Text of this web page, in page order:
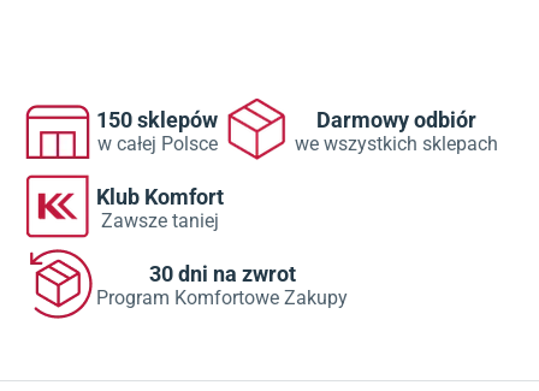
150 sklepów
w całej Polsce
Darmowy odbiór
we wszystkich sklepach
Klub Komfort
Zawsze taniej
30 dni na zwrot
Program Komfortowe Zakupy